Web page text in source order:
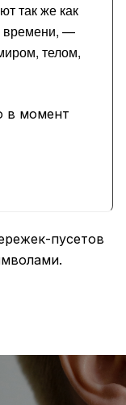
так же как
времени, —
телом,
в момент
пусетов